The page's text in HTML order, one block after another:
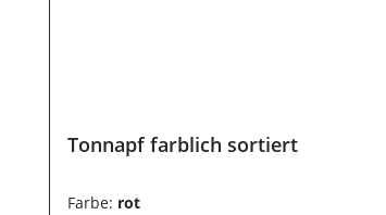
Tonnapf farblich sortiert
Farbe: rot